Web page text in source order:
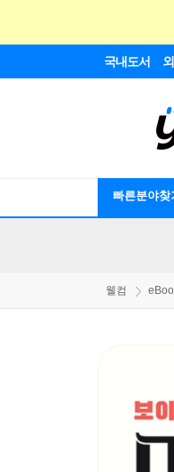
국내도서
빠른분야찾
웰컴